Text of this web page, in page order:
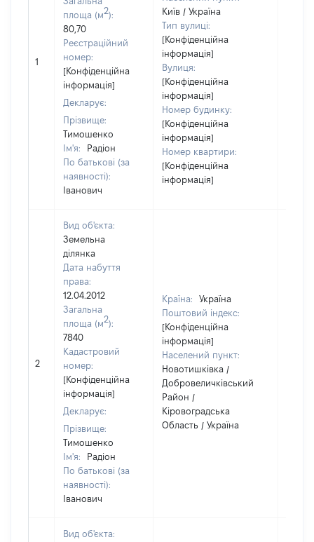
1
площа (м2):
80,70
Реєстраційний
номер:
[Конфіденційна
інформація]
Декларує:
Прізвище:
Тимошенко
Ім'я:
Радіон
По батькові (за
наявності):
Іванович
Київ / Україна
Тип вулиці:
[Конфіденційна
інформація]
Вулиця:
[Конфіденційна
інформація]
Номер будинку:
[Конфіденційна
інформація]
Номер квартири:
[Конфіденційна
інформація]
2
Вид об'єкта:
Земельна
ділянка
Дата набуття
права:
12.04.2012
Загальна
площа (м2):
7840
Кадастровий
номер:
[Конфіденційна
інформація]
Декларує:
Прізвище:
Тимошенко
Ім'я:
Радіон
По батькові (за
наявності):
Іванович
Країна:
Україна
Поштовий індекс:
[Конфіденційна
інформація]
Населений пункт:
Новотишківка /
Добровеличківський
Район /
Кіровоградська
Область / Україна
Вид об'єкта: